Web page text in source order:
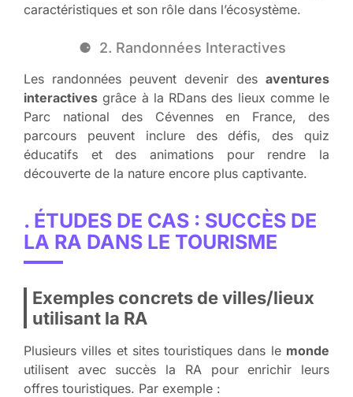
caractéristiques et son rôle dans l’écosystème.
2. Randonnées Interactives
Les randonnées peuvent devenir des aventures
interactives grâce à la RDans des lieux comme le
Parc national des Cévennes en France, des
parcours peuvent inclure des défis, des quiz
éducatifs et des animations pour rendre la
découverte de la nature encore plus captivante.
. ÉTUDES DE CAS : SUCCÈS DE
LA RA DANS LE TOURISME
Exemples concrets de villes/lieux
utilisant la RA
Plusieurs villes et sites touristiques dans le monde
utilisent avec succès la RA pour enrichir leurs
offres touristiques. Par exemple :